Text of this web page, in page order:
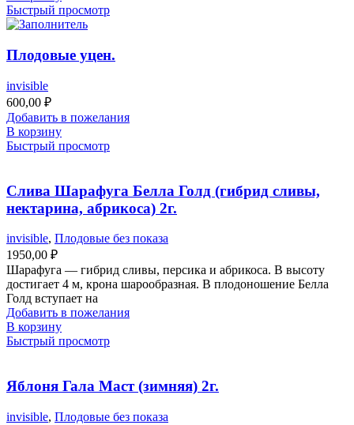
Быстрый просмотр
Плодовые уцен.
invisible
600,00 ₽
Добавить в пожелания
В корзину
Быстрый просмотр
Слива Шарафуга Белла Голд (гибрид сливы,
нектарина, абрикоса) 2г.
invisible, Плодовые без показа
1950,00 ₽
Шарафуга — гибрид сливы, персика и абрикоса. В высоту
достигает 4 м, крона шарообразная. В плодоношение Белла
Голд вступает на
Добавить в пожелания
В корзину
Быстрый просмотр
Яблоня Гала Маст (зимняя) 2г.
invisible, Плодовые без показа